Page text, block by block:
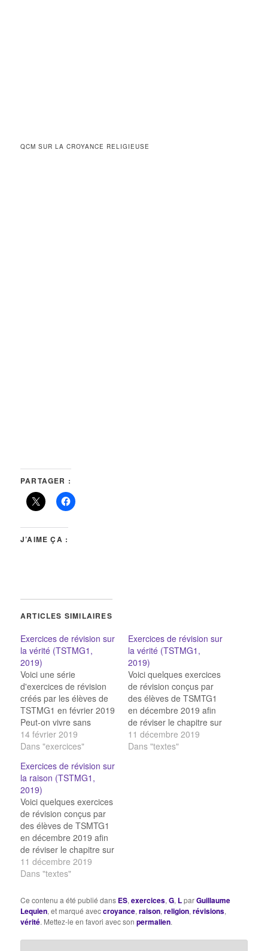
QCM SUR LA CROYANCE RELIGIEUSE
PARTAGER :
J’AIME ÇA :
ARTICLES SIMILAIRES
Exercices de révision sur
la vérité (TSTMG1,
2019)
Voici une série
d'exercices de révision
créés par les élèves de
TSTMG1 en février 2019
Peut-on vivre sans
réfléchir ? QCM :
définitions sur la vérité
la vérité Absolu ou relatif
? La vérité est-elle
relative? QCM : vérité,
raison Vérité, raison &
expérience raison ou
expérience…
14 février 2019
Dans "exercices"
Exercices de révision sur
la vérité (TSTMG1,
2019)
Voici quelques exercices
de révision conçus par
des élèves de TSMTG1
en décembre 2019 afin
de réviser le chapitre sur
la vérité : La vérité
Retrouver des définitions
11 décembre 2019
Dans "textes"
Exercices de révision sur
la raison (TSTMG1,
2019)
Voici quelques exercices
de révision conçus par
des élèves de TSMTG1
en décembre 2019 afin
de réviser le chapitre sur
la raison : La raison
QCM : le raisonnement
sophisme Course de
chevaux sur la raison
QCM sur la raison Jeu
11 décembre 2019
Dans "textes"
Ce contenu a été publié dans ES,exercices,G, LparGuillaume
Lequien, et marqué aveccroyance,raison,religion,révisions,
vérité. Mettez-le en favori avec sonpermalien.